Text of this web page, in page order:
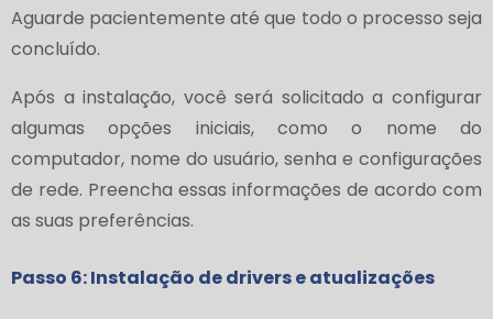
Aguarde pacientemente até que todo o processo seja
concluído.
Após a instalação, você será solicitado a configurar
algumas opções iniciais, como o nome do
computador, nome do usuário, senha e configurações
de rede. Preencha essas informações de acordo com
as suas preferências.
Passo 6: Instalação de drivers e atualizações